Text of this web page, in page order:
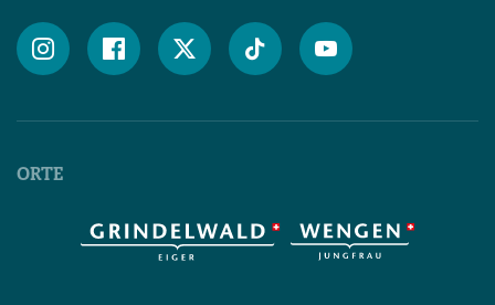
    
ORTE